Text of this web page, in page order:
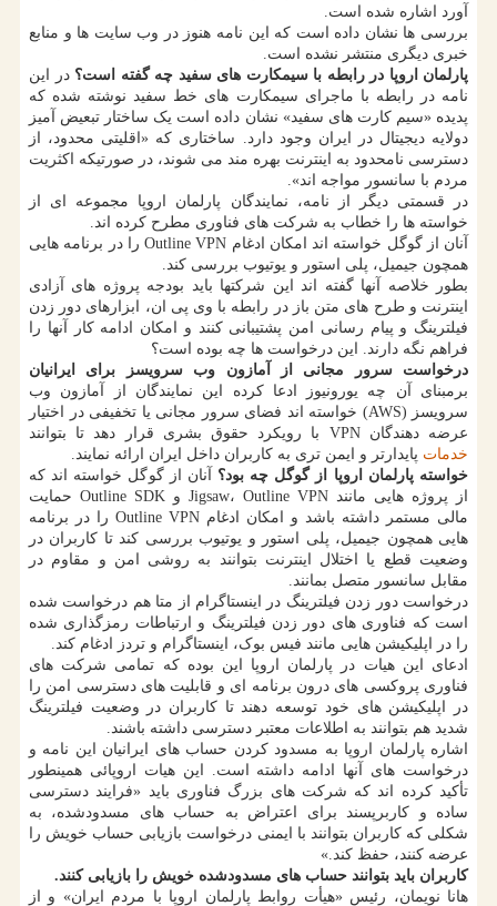
آورد اشاره شده است.
بررسی ها نشان داده است که این نامه هنوز در وب سایت ها و منابع
خبری دیگری منتشر نشده است.
پارلمان اروپا در رابطه با سیمکارت های سفید چه گفته است؟ در این
نامه در رابطه با ماجرای سیمکارت های خط سفید نوشته شده که
پدیده «سیم کارت های سفید» نشان داده است یک ساختار تبعیض آمیز
دولایه دیجیتال در ایران وجود دارد. ساختاری که «اقلیتی محدود، از
دسترسی نامحدود به اینترنت بهره مند می شوند، در صورتیکه اکثریت
مردم با سانسور مواجه اند».
در قسمتی دیگر از نامه، نمایندگان پارلمان اروپا مجموعه ای از
خواسته ها را خطاب به شرکت های فناوری مطرح کرده اند.
آنان از گوگل خواسته اند امکان ادغام Outline VPN را در برنامه هایی
همچون جیمیل، پلی استور و یوتیوب بررسی کند.
بطور خلاصه آنها گفته اند این شرکتها باید بودجه پروژه های آزادی
اینترنت و طرح های متن باز در رابطه با وی پی ان، ابزارهای دور زدن
فیلترینگ و پیام رسانی امن پشتیبانی کنند و امکان ادامه کار آنها را
فراهم نگه دارند. این درخواست ها چه بوده است؟
درخواست سرور مجانی از آمازون وب سرویسز برای ایرانیان
برمبنای آن چه یورونیوز ادعا کرده این نمایندگان از آمازون وب
سرویسز (AWS) خواسته اند فضای سرور مجانی یا تخفیفی در اختیار
عرضه دهندگان VPN با رویکرد حقوق بشری قرار دهد تا بتوانند
خدمات پایدارتر و ایمن تری به کاربران داخل ایران ارائه نمایند.
خواسته پارلمان اروپا از گوگل چه بود؟ آنان از گوگل خواسته اند که
از پروژه هایی مانند Jigsaw، Outline VPN و Outline SDK حمایت
مالی مستمر داشته باشد و امکان ادغام Outline VPN را در برنامه
هایی همچون جیمیل، پلی استور و یوتیوب بررسی کند تا کاربران در
وضعیت قطع یا اختلال اینترنت بتوانند به روشی امن و مقاوم در
مقابل سانسور متصل بمانند.
درخواست دور زدن فیلترینگ در اینستاگرام از متا هم درخواست شده
است که فناوری های دور زدن فیلترینگ و ارتباطات رمزگذاری شده
را در اپلیکیشن هایی مانند فیس بوک، اینستاگرام و تردز ادغام کند.
ادعای این هیات در پارلمان اروپا این بوده که تمامی شرکت های
فناوری پروکسی های درون برنامه ای و قابلیت های دسترسی امن را
در اپلیکیشن های خود توسعه دهند تا کاربران در وضعیت فیلترینگ
شدید هم بتوانند به اطلاعات معتبر دسترسی داشته باشند.
اشاره پارلمان اروپا به مسدود کردن حساب های ایرانیان این نامه و
درخواست های آنها ادامه داشته است. این هیات اروپائی همینطور
تأکید کرده اند که شرکت های بزرگ فناوری باید «فرایند دسترسی
ساده و کاربرپسند برای اعتراض به حساب های مسدودشده، به
شکلی که کاربران بتوانند با ایمنی درخواست بازیابی حساب خویش را
عرضه کنند، حفظ کند.»
کاربران باید بتوانند حساب های مسدودشده خویش را بازیابی کنند.
هانا نویمان، رئیس «هیأت روابط پارلمان اروپا با مردم ایران» و از